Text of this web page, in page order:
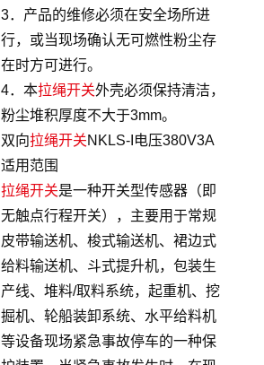
3．产品的维修必须在安全场所进
行，或当现场确认无可燃性粉尘存
在时方可进行。
4．本拉绳开关外壳必须保持清洁，
粉尘堆积厚度不大于3mm。
双向拉绳开关NKLS-I电压380V3A
适用范围
拉绳开关是一种开关型传感器（即
无触点行程开关），主要用于常规
皮带输送机、梭式输送机、裙边式
给料输送机、斗式提升机，包装生
产线、堆料/取料系统，起重机、挖
掘机、轮船装卸系统、水平给料机
等设备现场紧急事故停车的一种保